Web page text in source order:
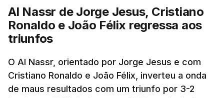
Al Nassr de Jorge Jesus, Cristiano
Ronaldo e João Félix regressa aos
triunfos
O Al Nassr, orientado por Jorge Jesus e com
Cristiano Ronaldo e João Félix, inverteu a onda
de maus resultados com um triunfo por 3-2